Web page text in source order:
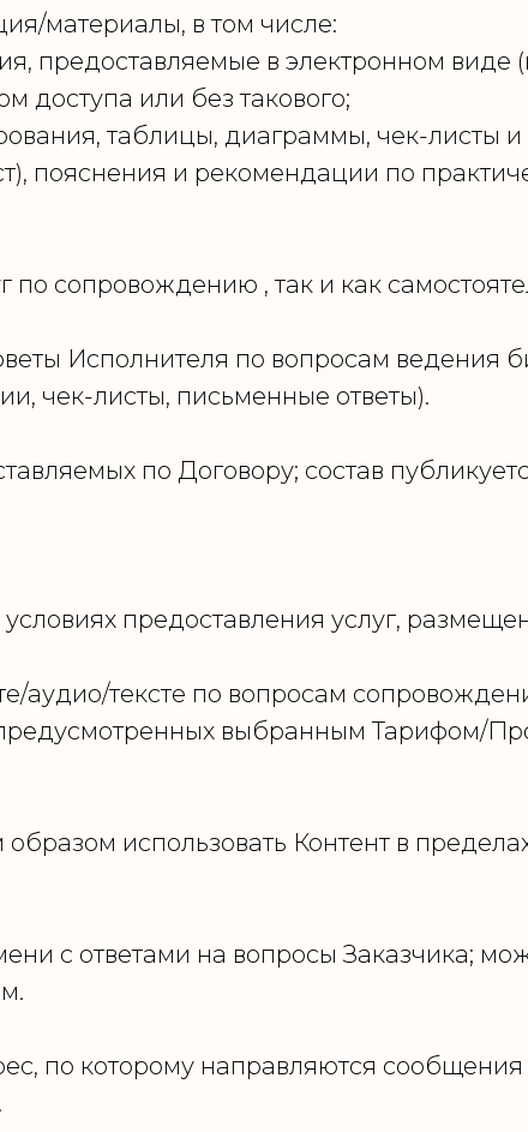
материалы, в том числе:
в электронном виде
доступа или без такового;
таблицы, диаграммы, чек-листы и
пояснения и рекомендации по
по сопровождению , так и как
Исполнителя по вопросам ведения
чек-листы, письменные ответы).
по Договору; состав
предоставления услуг,
аудио/тексте по вопросам
выбранным Тарифом/
использовать Контент в
с ответами на вопросы Заказчика;
по которому направляются сообщения